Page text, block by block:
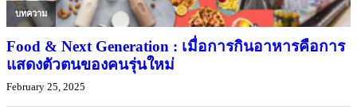
บทความ
Food & Next Generation : เมื่อการกินอาหารคือการ
แสดงตัวตนของคนรุ่นใหม่
February 25, 2025